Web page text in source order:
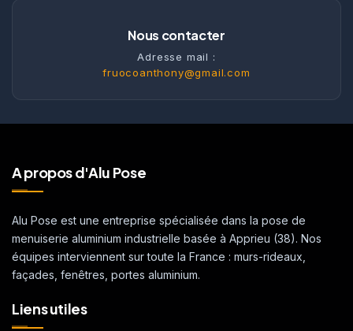
Nous contacter
Adresse mail :
fruocoanthony@gmail.com
A propos d'Alu Pose
Alu Pose est une entreprise spécialisée dans la pose de
menuiserie aluminium industrielle basée à Apprieu (38). Nos
équipes interviennent sur toute la France : murs-rideaux,
façades, fenêtres, portes aluminium.
Liens utiles